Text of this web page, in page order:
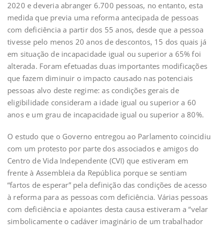
2020 e deveria abranger 6.700 pessoas, no entanto, esta
medida que previa uma reforma antecipada de pessoas
com deficiência a partir dos 55 anos, desde que a pessoa
tivesse pelo menos 20 anos de descontos, 15 dos quais já
em situação de incapacidade igual ou superior a 65% foi
alterada. Foram efetuadas duas importantes modificações
que fazem diminuir o impacto causado nas potenciais
pessoas alvo deste regime: as condições gerais de
eligibilidade consideram a idade igual ou superior a 60
anos e um grau de incapacidade igual ou superior a 80%.
O estudo que o Governo entregou ao Parlamento coincidiu
com um protesto por parte dos associados e amigos do
Centro de Vida Independente (CVI) que estiveram em
frente à Assembleia da República porque se sentiam
“fartos de esperar” pela definição das condições de acesso
à reforma para as pessoas com deficiência. Várias pessoas
com deficiência e apoiantes desta causa estiveram a “velar
simbolicamente o cadáver imaginário de um trabalhador